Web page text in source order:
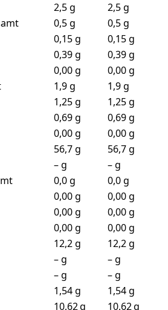
2,5 g
2,5 g
0,5 g
0,5 g
0,15 g
0,15 g
0,39 g
0,39 g
0,00 g
0,00 g
1,9 g
1,9 g
1,25 g
1,25 g
0,69 g
0,69 g
0,00 g
0,00 g
56,7 g
56,7 g
– g
– g
0,0 g
0,0 g
0,00 g
0,00 g
0,00 g
0,00 g
0,00 g
0,00 g
12,2 g
12,2 g
– g
– g
– g
– g
1,54 g
1,54 g
10,62 g
10,62 g